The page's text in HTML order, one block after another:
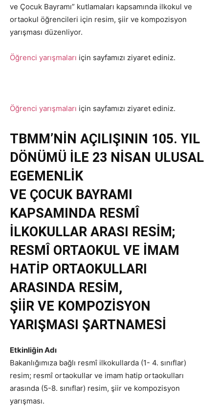
ve Çocuk Bayramı” kutlamaları kapsamında ilkokul ve
ortaokul öğrencileri için resim, şiir ve kompozisyon
yarışması düzenliyor.
Öğrenci yarışmaları için sayfamızı ziyaret ediniz.
Öğrenci yarışmaları için sayfamızı ziyaret ediniz.
TBMM’NİN AÇILIŞININ 105. YIL
DÖNÜMÜ İLE 23 NİSAN ULUSAL
EGEMENLİK
VE ÇOCUK BAYRAMI
KAPSAMINDA RESMÎ
İLKOKULLAR ARASI RESİM;
RESMÎ ORTAOKUL VE İMAM
HATİP ORTAOKULLARI
ARASINDA RESİM,
ŞİİR VE KOMPOZİSYON
YARIŞMASI ŞARTNAMESİ
Etkinliğin Adı
Bakanlığımıza bağlı resmî ilkokullarda (1- 4. sınıflar)
resim; resmî ortaokullar ve imam hatip ortaokulları
arasında (5-8. sınıflar) resim, şiir ve kompozisyon
yarışması.